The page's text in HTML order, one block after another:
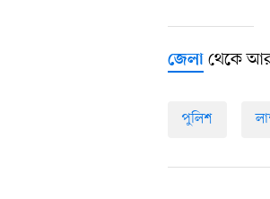
জেলা থেকে
পুলিশ